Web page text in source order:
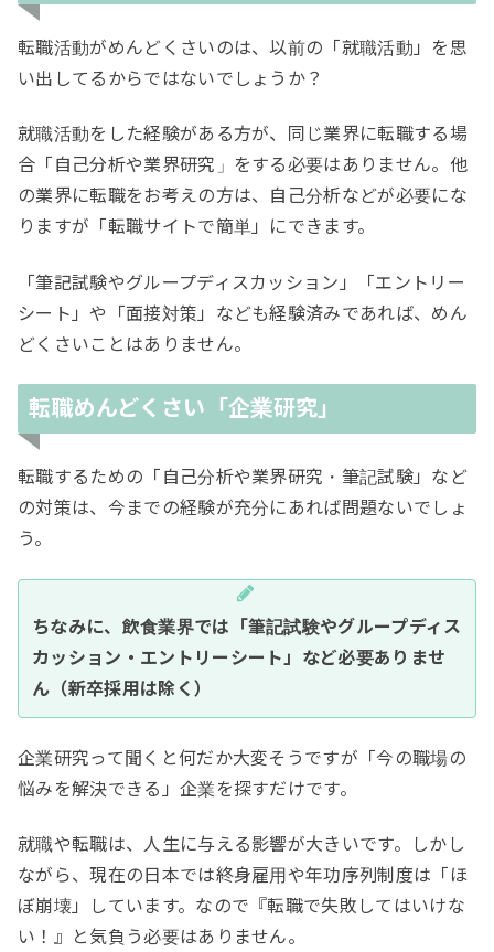
転職活動がめんどくさいのは、以前の「就職活動」を思
い出してるからではないでしょうか？
就職活動をした経験がある方が、同じ業界に転職する場
合「自己分析や業界研究」をする必要はありません。他
の業界に転職をお考えの方は、自己分析などが必要にな
りますが「転職サイトで簡単」にできます。
「筆記試験やグループディスカッション」「エントリー
シート」や「面接対策」なども経験済みであれば、めん
どくさいことはありません。
転職めんどくさい「企業研究」
転職するための「自己分析や業界研究・筆記試験」など
の対策は、今までの経験が充分にあれば問題ないでしょ
う。
ちなみに、飲食業界では「筆記試験やグループディス
カッション・エントリーシート」など必要ありませ
ん（新卒採用は除く）
企業研究って聞くと何だか大変そうですが「今の職場の
悩みを解決できる」企業を探すだけです。
就職や転職は、人生に与える影響が大きいです。しかし
ながら、現在の日本では終身雇用や年功序列制度は「ほ
ぼ崩壊」しています。なので『転職で失敗してはいけな
い！』と気負う必要はありません。